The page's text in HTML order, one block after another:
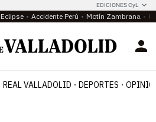
EDICIONES CyL
Eclipse Accidente Perú Motín Zambrana
REAL VALLADOLID DEPORTES